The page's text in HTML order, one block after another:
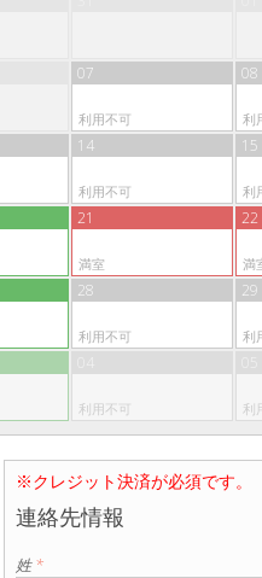
07
利用不可
08
利
14
利用不可
15
利
21
満室
22
満
28
利用不可
29
利
利用不可 利
※クレジット決済が必須です。
連絡先情報
姓*